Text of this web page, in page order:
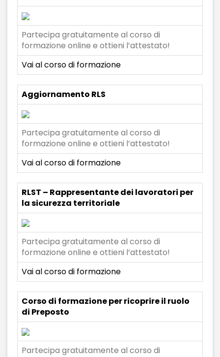
Partecipa gratuitamente al corso di
formazione online e ottieni l’attestato!
Vai al corso di formazione
Aggiornamento RLS
Partecipa gratuitamente al corso di
formazione online e ottieni l’attestato!
Vai al corso di formazione
RLST – Rappresentante dei lavoratori per
la sicurezza territoriale
Partecipa gratuitamente al corso di
formazione online e ottieni l’attestato!
Vai al corso di formazione
Corso di formazione per ricoprire il ruolo
di Preposto
Partecipa gratuitamente al corso di